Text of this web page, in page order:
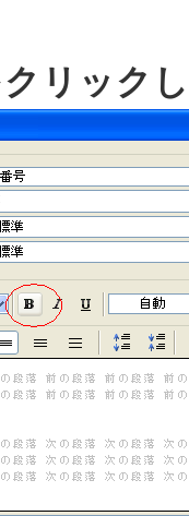
リック